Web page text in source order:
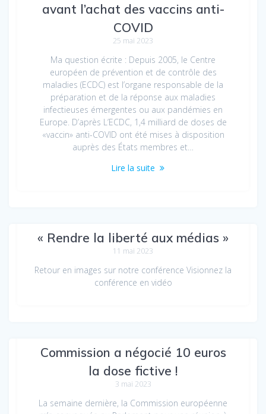
avant l’achat des vaccins anti-
COVID
25 mai 2023
Ma question écrite : Depuis 2005, le Centre
européen de prévention et de contrôle des
maladies (ECDC) est l’organe responsable de la
préparation et de la réponse aux maladies
infectieuses émergentes ou aux pandémies en
Europe. D’après L’ECDC, 1,4 milliard de doses de
«vaccin» anti-COVID ont été mises à disposition
auprès des États membres et…
Lire la suite
« Rendre la liberté aux médias »
11 mai 2023
Retour en images sur notre conférence Visionnez la
conférence en vidéo
Commission a négocié 10 euros
la dose fictive !
3 mai 2023
La semaine dernière, la Commission européenne